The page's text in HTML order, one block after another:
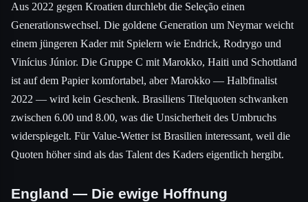
Aus 2022 gegen Kroatien durchlebt die Seleção einen
Generationswechsel. Die goldene Generation um Neymar weicht
einem jüngeren Kader mit Spielern wie Endrick, Rodrygo und
Vinícius Júnior. Die Gruppe C mit Marokko, Haiti und Schottland
ist auf dem Papier komfortabel, aber Marokko — Halbfinalist
2022 — wird kein Geschenk. Brasiliens Titelquoten schwanken
zwischen 6.00 und 8.00, was die Unsicherheit des Umbruchs
widerspiegelt. Für Value-Wetter ist Brasilien interessant, weil die
Quoten höher sind als das Talent des Kaders eigentlich hergibt.
England — Die ewige Hoffnung